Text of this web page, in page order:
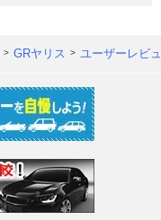
GRヤリス ユーザーレビ